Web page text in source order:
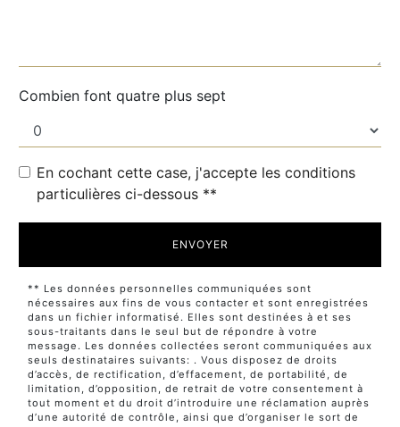
Combien font quatre plus sept
En cochant cette case, j'accepte les conditions
particulières ci-dessous **
ENVOYER
** Les données personnelles communiquées sont
nécessaires aux fins de vous contacter et sont enregistrées
dans un fichier informatisé. Elles sont destinées à et ses
sous-traitants dans le seul but de répondre à votre
message. Les données collectées seront communiquées aux
seuls destinataires suivants: . Vous disposez de droits
d’accès, de rectification, d’effacement, de portabilité, de
limitation, d’opposition, de retrait de votre consentement à
tout moment et du droit d’introduire une réclamation auprès
d’une autorité de contrôle, ainsi que d’organiser le sort de